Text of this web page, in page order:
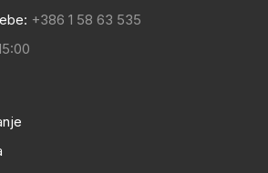
+386 1 58 63 535